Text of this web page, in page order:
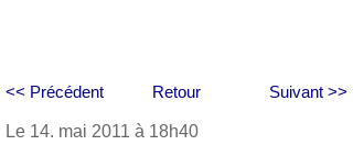
Retour
<< Précédent Suivant >>
Le 14. mai 2011 à 18h40